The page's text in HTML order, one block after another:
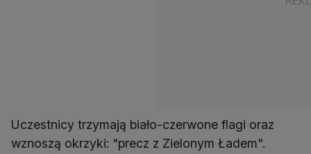
Uczestnicy trzymają biało-czerwone flagi oraz
wznoszą okrzyki: "precz z Zielonym Ładem".